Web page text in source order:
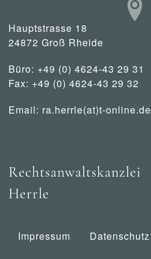
Hauptstrasse 18
24872 Groß Rheide
Büro: +49 (0) 4624-43 29 31
Fax: +49 (0) 4624-43 29 32
Email: ra.herrle(at)t-online.de
Rechtsanwaltskanzlei
Herrle
Impressum Datenschutz